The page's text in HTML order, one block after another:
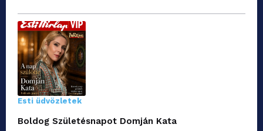
Esti üdvözletek
Boldog Születésnapot Domján Kata